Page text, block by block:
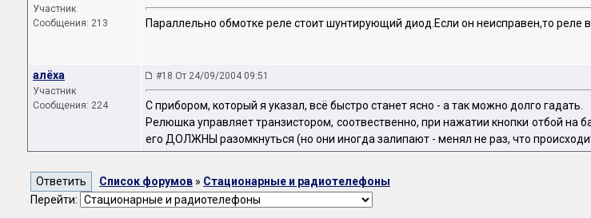
Участник
Сообщения: 213
Параллельно обмотке реле стоит шунтирующий диод.Если он неисправен,то реле
алёха
Участник
Сообщения: 224
#18 От 24/09/2004 09:51
С прибором, который я указал, всё быстро станет ясно - а так можно долго гадать.
Релюшка управляет транзистором, соотвественно, при нажатии кнопки отбой на
его ДОЛЖНЫ разомкнуться (но они иногда залипают - менял не раз, что
Список форумов » Стационарные и радиотелефоны
Перейти: